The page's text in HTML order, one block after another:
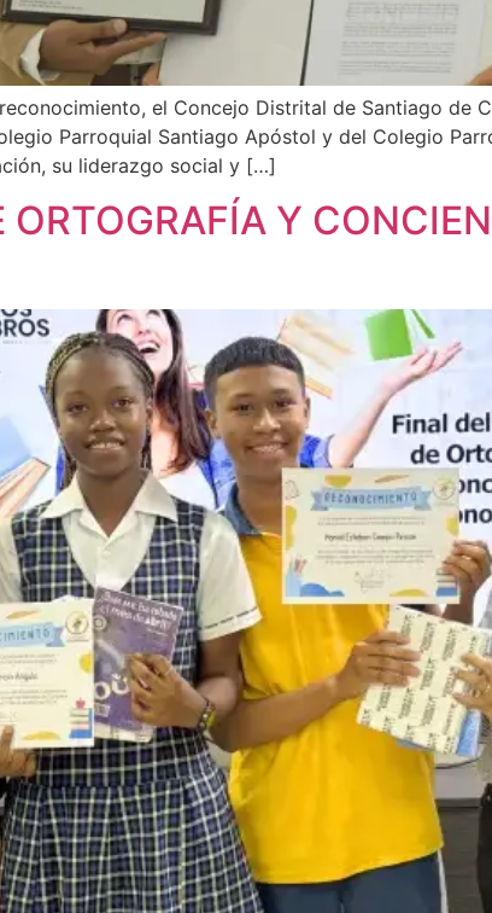
el Concejo Distrital de Santiago de
Parroquial Santiago Apóstol y del Colegio
su liderazgo social y […]
ORTOGRAFÍA Y